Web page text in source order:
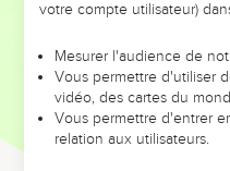
leur foi ou leur vision. Mais
et les saisons difficiles qu'ils
sont elles qui
Dans cette conférence,
votre compte utilisateur)
Mesurer l'audience de
Vous permettre d'utiliser
vidéo, des cartes du
Vous permettre d'entrer
relation aux utilisateurs.